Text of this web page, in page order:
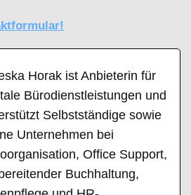
Horak ist Anbieterin für
Bürodienstleistungen und
Selbstständige sowie
Unternehmen bei
Office Support,
Buchhaltung,